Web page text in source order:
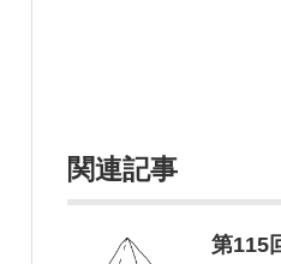
関連記事
第115